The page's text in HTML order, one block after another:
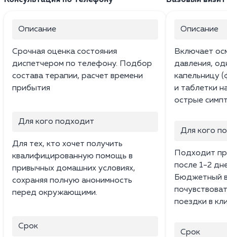
Описание
Срочная оценка состояния
диспетчером по телефону. Подбор
состава терапии, расчет времени
прибытия
Для кого подходит
Для тех, кто хочет получить
квалифицированную помощь в
привычных домашних условиях,
сохраняя полную анонимность
перед окружающими.
Срок
Описание
Включает
давления,
капельницу
и таблетки
острые
Для кого
Подходит
после 1-2
Бюджетный
поездки в
Срок